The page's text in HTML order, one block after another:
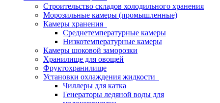
Строительство складов холодильного хранения
Морозильные камеры (промышленные)
Камеры хранения
Среднетемпературные камеры
Низкотемпературные камеры
Камеры шоковой заморозки
Хранилище для овощей
Фруктохранилище
Установки охлаждения жидкости
Чиллеры для катка
Генераторы ледяной воды для